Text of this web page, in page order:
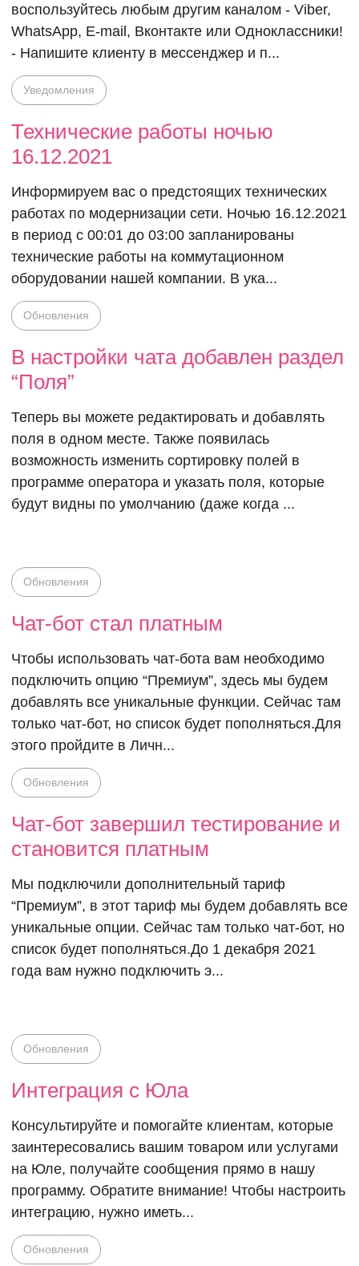
воспользуйтесь любым другим каналом - Viber,
WhatsApp, E-mail, Вконтакте или Одноклассники!
- Напишите клиенту в мессенджер и п...
Уведомления
Технические работы ночью
16.12.2021
Информируем вас о предстоящих технических
работах по модернизации сети. Ночью 16.12.2021
в период с 00:01 до 03:00 запланированы
технические работы на коммутационном
оборудовании нашей компании. В ука...
В настройки
добавлен
“Поля”
Обновления
В настройки чата добавлен раздел
“Поля”
Теперь вы можете редактировать и добавлять
поля в одном месте. Также появилась
возможность изменить сортировку полей в
программе оператора и указать поля, которые
будут видны по умолчанию (даже когда ...
Обновления
Чат-бот стал платным
Чтобы использовать чат-бота вам необходимо
подключить опцию “Премиум”, здесь мы будем
добавлять все уникальные функции. Сейчас там
только чат-бот, но список будет пополняться.Для
этого пройдите в Личн...
Чат-бот
становится
платным
Обновления
Чат-бот завершил тестирование и
становится платным
Мы подключили дополнительный тариф
“Премиум”, в этот тариф мы будем добавлять все
уникальные опции. Сейчас там только чат-бот, но
список будет пополняться.До 1 декабря 2021
года вам нужно подключить э...
Обновления
Интеграция с Юла
Консультируйте и помогайте клиентам, которые
заинтересовались вашим товаром или услугами
на Юле, получайте сообщения прямо в нашу
программу. Обратите внимание! Чтобы настроить
интеграцию, нужно иметь...
Обновления